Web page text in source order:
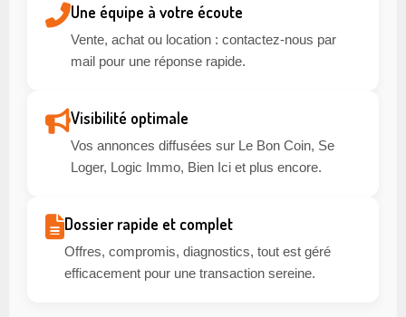
Une équipe à votre écoute
Vente, achat ou location : contactez-nous par
mail pour une réponse rapide.
Visibilité optimale
Vos annonces diffusées sur Le Bon Coin, Se
Loger, Logic Immo, Bien Ici et plus encore.
Dossier rapide et complet
Offres, compromis, diagnostics, tout est géré
efficacement pour une transaction sereine.